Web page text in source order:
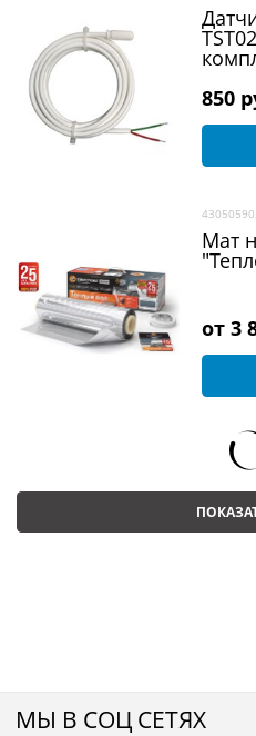
850
Мат
от3
МЫ В СОЦ СЕТЯХ